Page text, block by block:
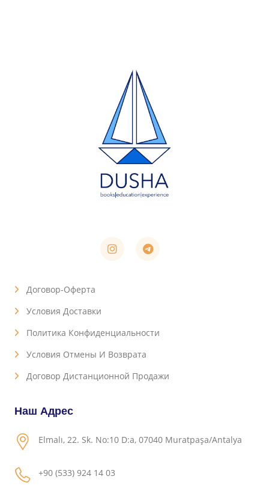
Договор-Оферта
Условия Доставки
Политика Конфиденциальности
Условия Отмены И Возврата
Договор Дистанционной Продажи
Наш Адрес
Elmalı, 22. Sk. No:10 D:a, 07040 Muratpaşa/Antalya
+90 (533) 924 14 03